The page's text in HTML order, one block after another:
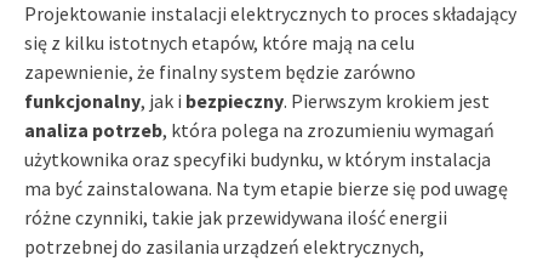
Projektowanie instalacji elektrycznych to proces składający
się z kilku istotnych etapów, które mają na celu
zapewnienie, że finalny system będzie zarówno
funkcjonalny, jak i bezpieczny. Pierwszym krokiem jest
analiza potrzeb, która polega na zrozumieniu wymagań
użytkownika oraz specyfiki budynku, w którym instalacja
ma być zainstalowana. Na tym etapie bierze się pod uwagę
różne czynniki, takie jak przewidywana ilość energii
potrzebnej do zasilania urządzeń elektrycznych,